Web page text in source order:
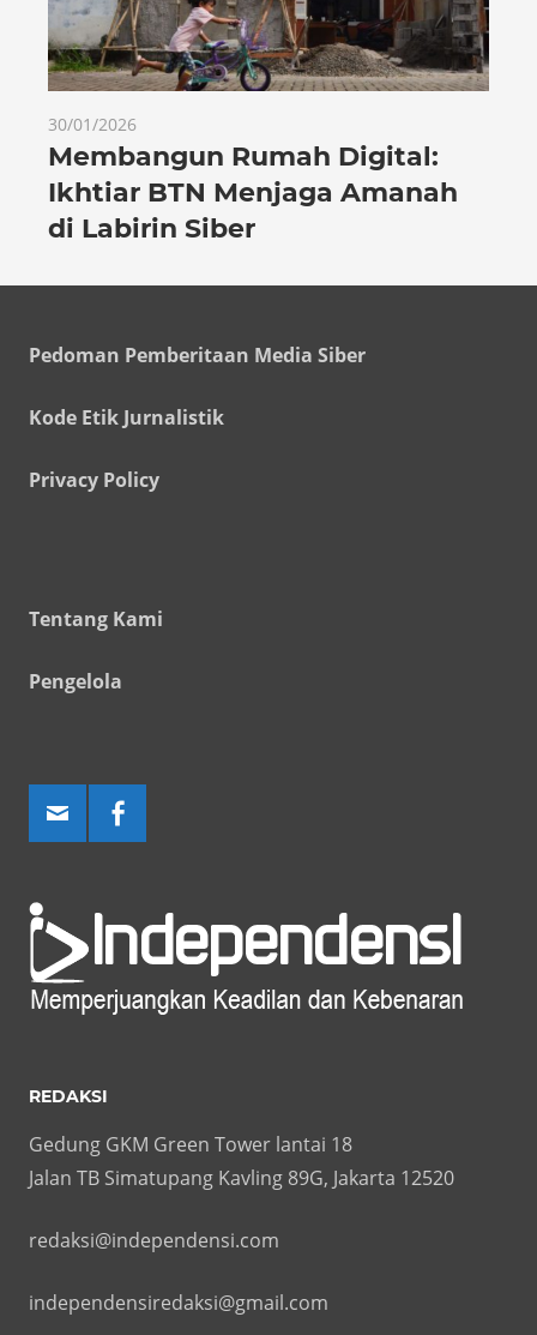
30/01/2026
Membangun Rumah Digital:
Ikhtiar BTN Menjaga Amanah
di Labirin Siber
Pedoman Pemberitaan Media Siber
Kode Etik Jurnalistik
Privacy Policy
Tentang Kami
Pengelola
REDAKSI
Gedung GKM Green Tower lantai 18
Jalan TB Simatupang Kavling 89G, Jakarta 12520
redaksi@independensi.com
independensiredaksi@gmail.com